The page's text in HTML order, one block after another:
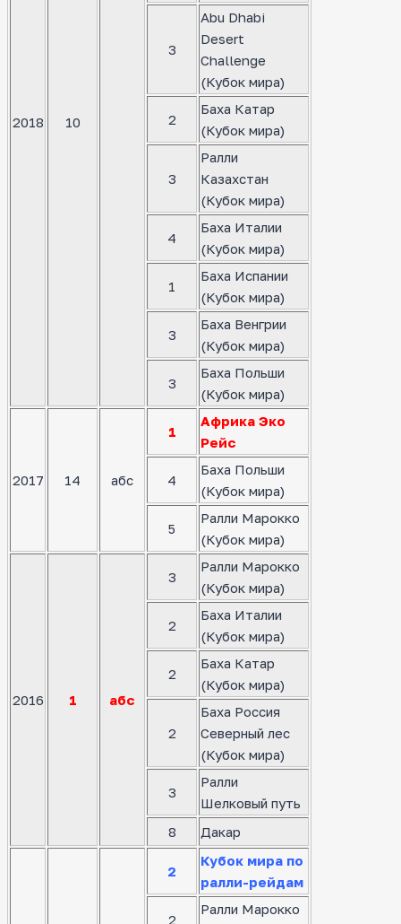
2018 10
3
Abu Dhabi
Desert
Challenge
(Кубок мира)
2
Баха Катар
(Кубок мира)
3
Ралли
Казахстан
(Кубок мира)
4
Баха Италии
(Кубок мира)
1
Баха Испании
(Кубок мира)
3
Баха Венгрии
(Кубок мира)
3
Баха Польши
(Кубок мира)
2017 14 абс
1
Африка Эко
Рейс
4
Баха Польши
(Кубок мира)
5
Ралли Марокко
(Кубок мира)
2016 1 абс
3
Ралли Марокко
(Кубок мира)
2
Баха Италии
(Кубок мира)
2
Баха Катар
(Кубок мира)
2
Баха Россия
Северный лес
(Кубок мира)
3
Ралли
Шелковый путь
8
Дакар
2
Кубок мира по
ралли-рейдам
2
Ралли Марокко